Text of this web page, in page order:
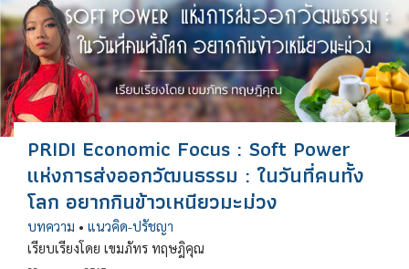
PRIDI Economic Focus : Soft Power
แห่งการส่งออกวัฒนธรรม : ในวันที่คนทั้ง
โลก อยากกินข้าวเหนียวมะม่วง
บทความ • แนวคิด-ปรัชญา
เรียบเรียงโดย เขมภัทร ทฤษฎิคุณ